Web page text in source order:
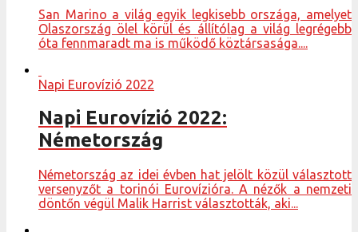
San Marino a világ egyik legkisebb országa, amelyet
Olaszország ölel körül és állítólag a világ legrégebb
óta fennmaradt ma is működő köztársasága....
Napi Eurovízió 2022
Napi Eurovízió 2022:
Németország
Németország az idei évben hat jelölt közül választott
versenyzőt a torinói Eurovízióra. A nézők a nemzeti
döntőn végül Malik Harrist választották, aki...